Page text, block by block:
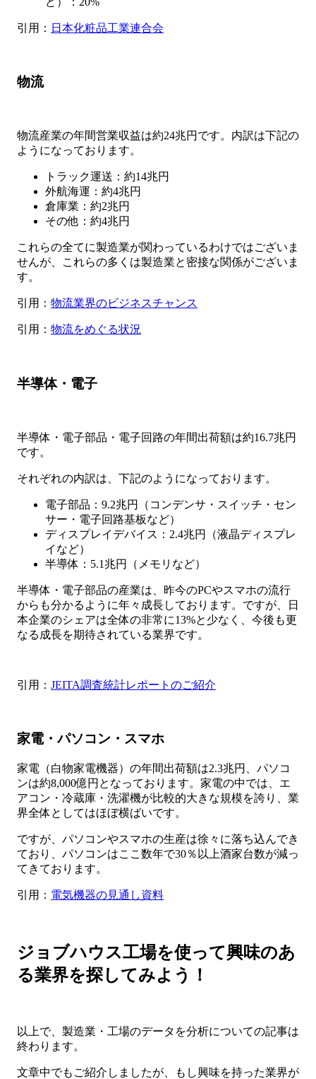
引用： 日本化粧品工業連合会
物流
物流産業の年間営業収益は約24兆円です。内訳は下記の
ようになっております。
トラック運送：約14兆円
外航海運：約4兆円
倉庫業：約2兆円
その他：約4兆円
これらの全てに製造業が関わっているわけではございま
せんが、これらの多くは製造業と密接な関係がございま
す。
引用： 物流業界のビジネスチャンス
引用： 物流をめぐる状況
半導体・電子
半導体・電子部品・電子回路の年間出荷額は約16.7兆円
です。
それぞれの内訳は、下記のようになっております。
電子部品：9.2兆円（コンデンサ・スイッチ・セン
サー・電子回路基板など）
ディスプレイデバイス：2.4兆円（液晶ディスプレ
イなど）
半導体：5.1兆円（メモリなど）
半導体・電子部品の産業は、昨今のPCやスマホの流行
からも分かるように年々成長しております。ですが、日
本企業のシェアは全体の非常に13%と少なく、今後も更
なる成長を期待されている業界です。
引用： JEITA調査統計レポートのご紹介
家電・パソコン・スマホ
家電（白物家電機器）の年間出荷額は2.3兆円、パソコ
ンは約8,000億円となっております。家電の中では、エ
アコン・冷蔵庫・洗濯機が比較的大きな規模を誇り、業
界全体としてはほぼ横ばいです。
ですが、パソコンやスマホの生産は徐々に落ち込んでき
ており、パソコンはここ数年で30％以上酒家台数が減っ
てきております。
引用： 電気機器の見通し資料
ジョブハウス工場を使って興味のあ
る業界を探してみよう！
以上で、製造業・工場のデータを分析についての記事は
終わります。
文章中でもご紹介しましたが、もし興味を持った業界が